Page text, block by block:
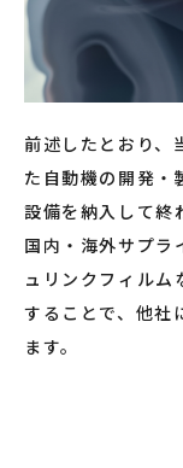
前述したとおり、
た自動機の開発・
設備を納入して終
国内・海外サプラ
ュリンクフィルム
することで、他社
ます。